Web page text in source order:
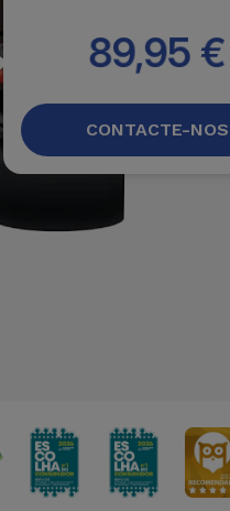
89,95 €
CONTACTE-NOS